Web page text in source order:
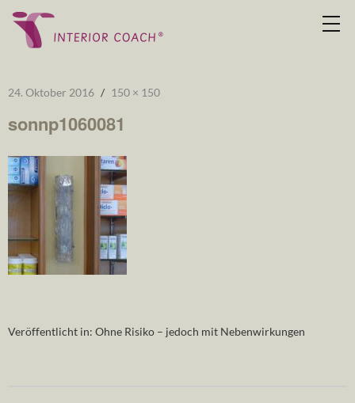
24. Oktober 2016 150 × 150
sonnp1060081
Veröffentlicht in: Ohne Risiko – jedoch mit Nebenwirkungen